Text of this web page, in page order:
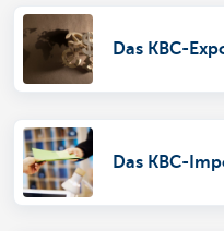
Das KBC-
Das KBC-